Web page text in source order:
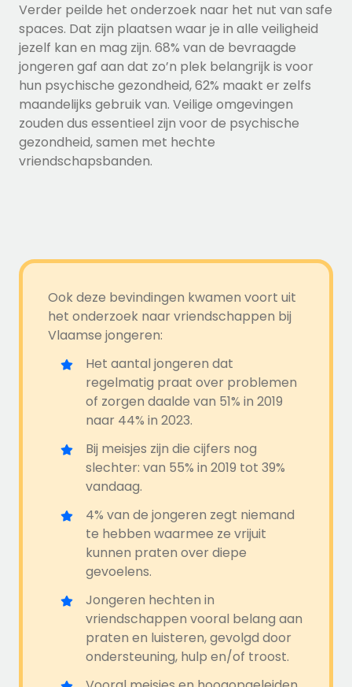
Verder peilde het onderzoek naar het nut van safe
spaces. Dat zijn plaatsen waar je in alle veiligheid
jezelf kan en mag zijn. 68% van de bevraagde
jongeren gaf aan dat zo’n plek belangrijk is voor
hun psychische gezondheid, 62% maakt er zelfs
maandelijks gebruik van. Veilige omgevingen
zouden dus essentieel zijn voor de psychische
gezondheid, samen met hechte
vriendschapsbanden.
Ook deze bevindingen kwamen voort uit
het onderzoek naar vriendschappen bij
Vlaamse jongeren:
Het aantal jongeren dat
regelmatig praat over problemen
of zorgen daalde van 51% in 2019
naar 44% in 2023.
Bij meisjes zijn die cijfers nog
slechter: van 55% in 2019 tot 39%
vandaag.
4% van de jongeren zegt niemand
te hebben waarmee ze vrijuit
kunnen praten over diepe
gevoelens.
Jongeren hechten in
vriendschappen vooral belang aan
praten en luisteren, gevolgd door
ondersteuning, hulp en/of troost.